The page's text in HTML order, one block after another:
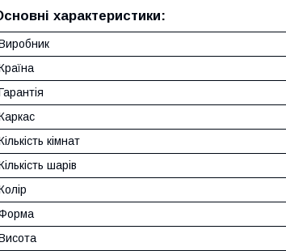
характеристики:
кімнат
шарів